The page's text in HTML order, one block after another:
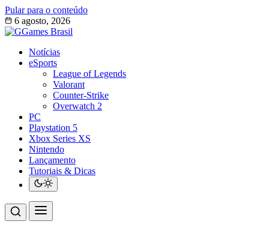
Pular para o conteúdo
6 agosto, 2026
Notícias
eSports
League of Legends
Valorant
Counter-Strike
Overwatch 2
PC
Playstation 5
Xbox Series XS
Nintendo
Lançamento
Tutoriais & Dicas